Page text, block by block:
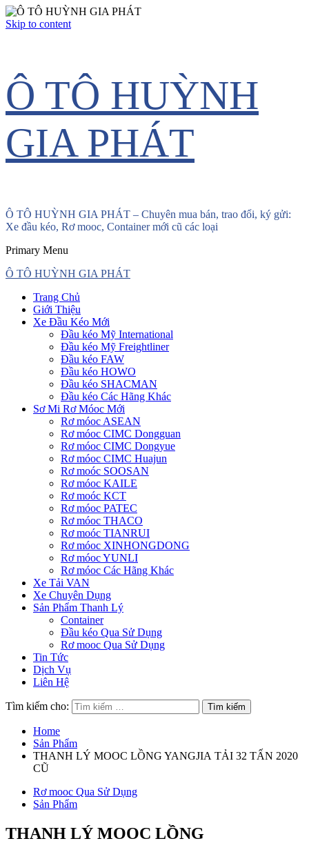
Skip to content
Ô TÔ HUỲNH
GIA PHÁT
Ô TÔ HUỲNH GIA PHÁT – Chuyên mua bán, trao đổi, ký gửi:
Xe đầu kéo, Rơ mooc, Container mới cũ các loại
Primary Menu
Ô TÔ HUỲNH GIA PHÁT
Trang Chủ
Giới Thiệu
Xe Đầu Kéo Mới
Đầu kéo Mỹ International
Đầu kéo Mỹ Freightliner
Đầu kéo FAW
Đầu kéo HOWO
Đầu kéo SHACMAN
Đầu kéo Các Hãng Khác
Sơ Mi Rơ Móoc Mới
Rơ móoc ASEAN
Rơ móoc CIMC Dongguan
Rơ móoc CIMC Dongyue
Rơ móoc CIMC Huajun
Rơ moóc SOOSAN
Rơ móoc KAILE
Rơ moóc KCT
Rơ móoc PATEC
Rơ móoc THACO
Rơ moóc TIANRUI
Rơ móoc XINHONGDONG
Rơ móoc YUNLI
Rơ móoc Các Hãng Khác
Xe Tải VAN
Xe Chuyên Dụng
Sản Phẩm Thanh Lý
Container
Đầu kéo Qua Sử Dụng
Rơ mooc Qua Sử Dụng
Tin Tức
Dịch Vụ
Liên Hệ
Tìm kiếm cho:
Home
Sản Phẩm
THANH LÝ MOOC LỒNG YANGJIA TẢI 32 TẤN 2020
CŨ
Rơ mooc Qua Sử Dụng
Sản Phẩm
THANH LÝ MOOC LỒNG